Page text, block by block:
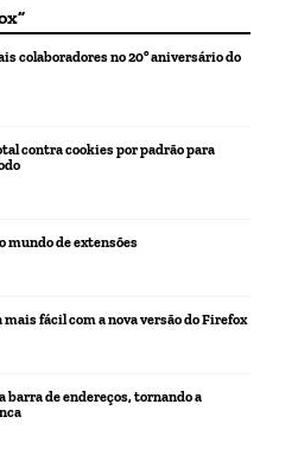
colaboradores no 20º aniversário do
contra cookies por padrão para
mundo de extensões
fácil com a nova versão do Firefox
de endereços, tornando a